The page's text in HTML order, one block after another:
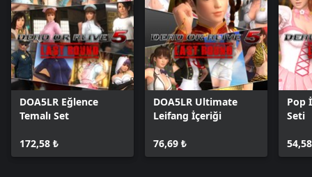
DOA5LR Eğlence
Temalı Set
172,58 ₺
DOA5LR Ultimate
Leifang İçeriği
76,69 ₺
Pop
Seti